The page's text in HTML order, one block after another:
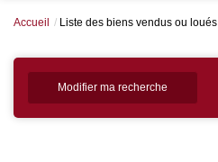
Acheter
Accueil Liste des biens vendus ou loués
Modifier ma recherche